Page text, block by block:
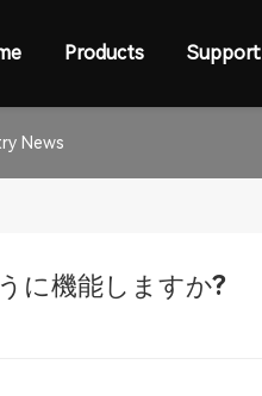
Products Support
News
に機能しますか?